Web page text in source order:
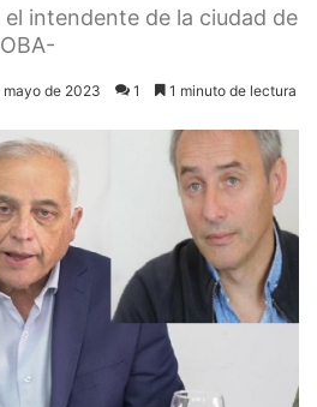
el intendente de la ciudad de
mayo de 2023 1 1 minuto de lectura